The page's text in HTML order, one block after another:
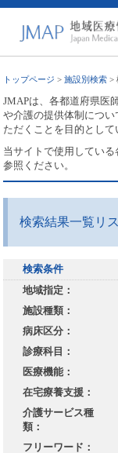
トップページ >施設別検索 >
JMAPは、各都道府県医
や介護の提供体制につ
ただくことを目的として
当サイトで使用してい
参照ください。
検索結果一覧リ
検索条件
地域指定：
施設種類：
病床区分：
診療科目：
医療機能：
在宅療養支援：
介護サービス種
類：
フリーワード：